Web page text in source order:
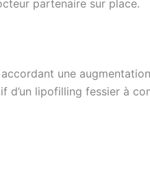
partenaire sur place.
une
lipofilling fessier à